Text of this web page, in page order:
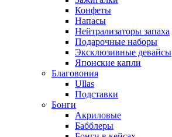
Конфеты
Напасы
Нейтрализаторы запаха
Подарочные наборы
Эксклюзивные девайсы
Японские капли
Благовония
Ullas
Подставки
Бонги
Акриловые
Бабблеры